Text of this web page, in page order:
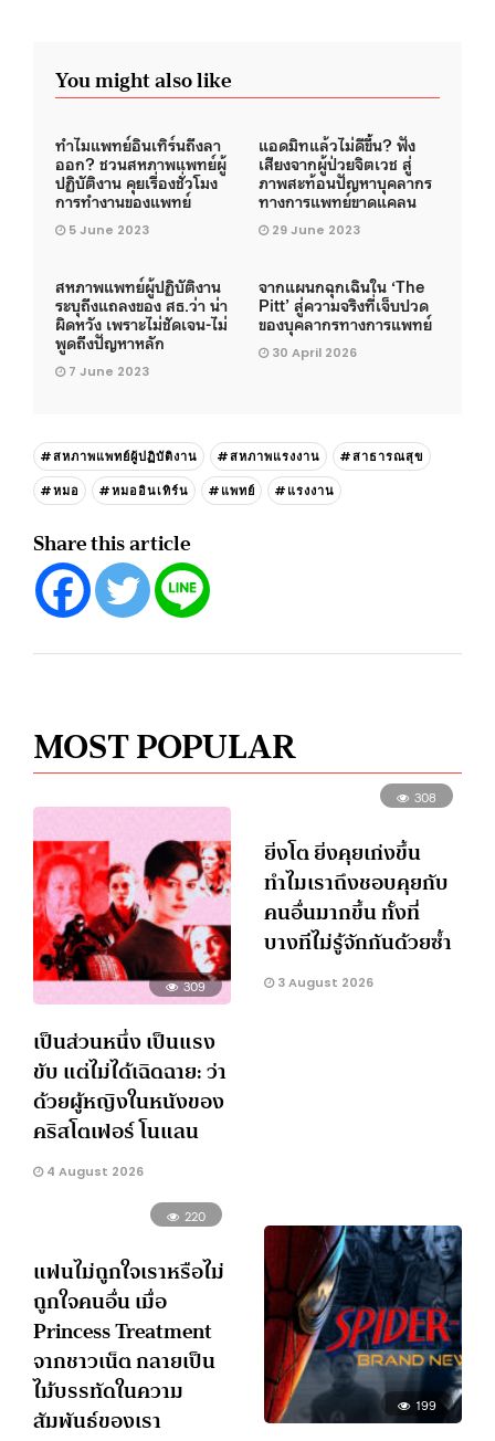
You might also like
ทำไมแพทย์อินเทิร์นถึงลา
ออก? ชวนสหภาพแพทย์ผู้
ปฏิบัติงาน คุยเรื่องชั่วโมง
การทำงานของแพทย์
5 June 2023
แอดมิทแล้วไม่ดีขึ้น? ฟัง
เสียงจากผู้ป่วยจิตเวช สู่
ภาพสะท้อนปัญหาบุคลากร
ทางการแพทย์ขาดแคลน
29 June 2023
สหภาพแพทย์ผู้ปฏิบัติงาน
ระบุถึงแถลงของ สธ.ว่า น่า
ผิดหวัง เพราะไม่ชัดเจน-ไม่
พูดถึงปัญหาหลัก
7 June 2023
จากแผนกฉุกเฉินใน ‘The
Pitt’ สู่ความจริงที่เจ็บปวด
ของบุคลากรทางการแพทย์
30 April 2026
#สหภาพแพทย์ผู้ปฏิบัติงาน #สหภาพแรงงาน
#สาธารณสุข
#หมอ
#หมออินเทิร์น #แพทย์ #แรงงาน
Share this article
MOST POPULAR
309
เป็นส่วนหนึ่ง เป็นแรง
ขับ แต่ไม่ได้เฉิดฉาย: ว่า
ด้วยผู้หญิงในหนังของ
คริสโตเฟอร์ โนแลน
4 August 2026
308
ยิ่งโต ยิ่งคุยเก่งขึ้น
ทำไมเราถึงชอบคุยกับ
คนอื่นมากขึ้น ทั้งที่
บางทีไม่รู้จักกันด้วยซ้ำ
3 August 2026
220
แฟนไม่ถูกใจเราหรือไม่
ถูกใจคนอื่น เมื่อ
Princess Treatment
จากชาวเน็ต กลายเป็น
ไม้บรรทัดในความ
สัมพันธ์ของเรา
199